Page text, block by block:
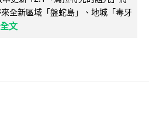
全新區域「盤蛇島」、地城「毒牙
文